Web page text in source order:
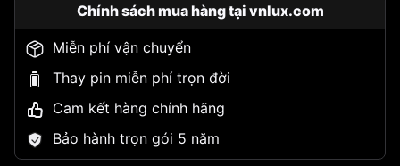
Chính sách mua hàng tại vnlux.com
Miễn phí vận chuyển
Thay pin miễn phí trọn đời
Cam kết hàng chính hãng
Bảo hành trọn gói 5 năm